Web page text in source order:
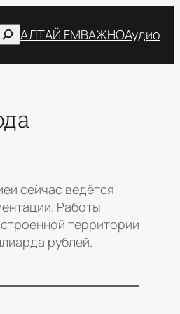
ПоискАЛТАЙ FMВАЖНОАудио
сейчас ведётся
Работы
территории
рублей.